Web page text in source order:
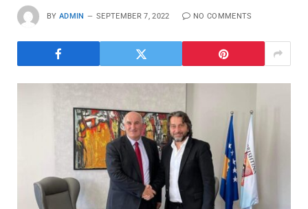
BY ADMIN SEPTEMBER 7, 2022 NO COMMENTS